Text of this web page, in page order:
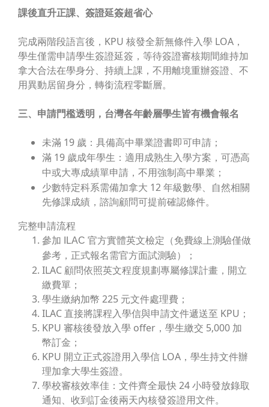
課後直升正課、簽證延簽超省心
完成兩階段語言後，KPU 核發全新無條件入學 LOA，
學生僅需申請學生簽證延簽 ，等待簽證審核期間維持加
拿大合法在學身分、持續上課，不用離境重辦簽證、不
用異動居留身分，轉銜流程零斷層。
三、申請門檻透明，台灣各年齡層學生皆有機會報名
未滿 19 歲 ：具備高中畢業證書即可申請；
滿 19 歲成年學生 ：適用成熟生入學方案，可憑高
中或大專成績單申請，不用強制高中畢業；
少數特定科系需備加拿大 12 年級數學、自然相關
先修課成績，諮詢顧問可提前確認條件。
完整申請流程
參加 ILAC 官方實體英文檢定（免費線上測驗僅做
參考，正式報名需官方面試測驗）；
ILAC 顧問依照英文程度規劃專屬修課計畫，開立
繳費單；
學生繳納加幣 225 元文件處理費；
ILAC 直接將課程入學信與申請文件遞送至 KPU；
KPU 審核後發放入學 offer，學生繳交 5,000 加
幣訂金；
KPU 開立正式簽證用入學信 LOA，學生持文件辦
理加拿大學生簽證。
學校審核效率佳：文件齊全最快 24 小時發放錄取
通知、收到訂金後兩天內核發簽證用文件。